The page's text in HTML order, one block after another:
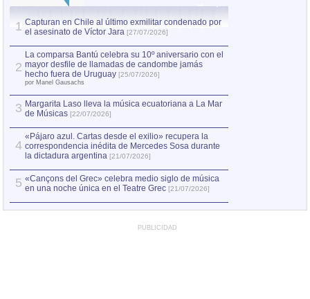
1 Capturan en Chile al último exmilitar condenado por
el asesinato de Víctor Jara [27/07/2026]
2
La comparsa Bantú celebra su 10º aniversario con el
mayor desfile de llamadas de candombe jamás
hecho fuera de Uruguay [25/07/2026]
por Manel Gausachs
3 Margarita Laso lleva la música ecuatoriana a La Mar
de Músicas [22/07/2026]
4
«Pájaro azul. Cartas desde el exilio» recupera la
correspondencia inédita de Mercedes Sosa durante
la dictadura argentina [21/07/2026]
5 «Cançons del Grec» celebra medio siglo de música
en una noche única en el Teatre Grec [21/07/2026]
PUBLICIDAD